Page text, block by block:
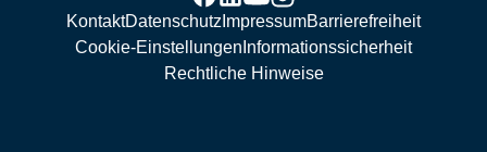
KontaktDatenschutz ImpressumBarrierefreiheit
Cookie-Einstellungen Informationssicherheit
Rechtliche Hinweise